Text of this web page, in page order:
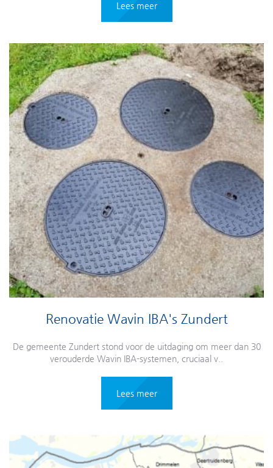
Lees meer
Renovatie Wavin IBA's Zundert
De gemeente Zundert stond voor de uitdaging om meer dan 30
verouderde Wavin IBA-systemen, cruciaal v..
Lees meer